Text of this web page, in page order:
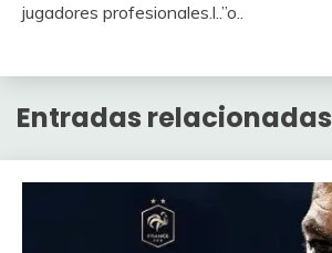
jugadores profesionales.l..”o..
Entradas relacionadas